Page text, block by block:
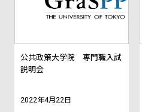
公共政策大学院 専門職入試
説明会
2022年4月22日